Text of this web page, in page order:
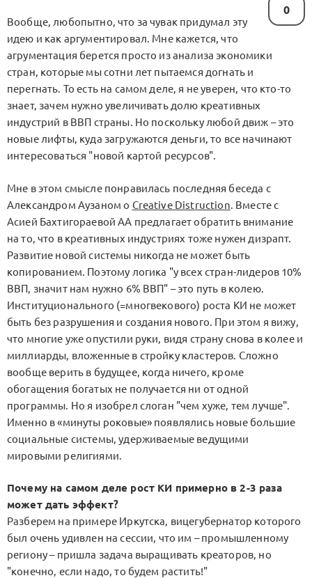
0
Вообще, любопытно, что за чувак придумал эту
идею и как аргументировал. Мне кажется, что
агрументация берется просто из анализа экономики
стран, которые мы сотни лет пытаемся догнать и
перегнать. То есть на самом деле, я не уверен, что кто-то
знает, зачем нужно увеличивать долю креативных
индустрий в ВВП страны. Но поскольку любой движ – это
новые лифты, куда загружаются деньги, то все начинают
интересоваться "новой картой ресурсов".
Мне в этом смысле понравилась последняя беседа с
Александром Аузаном о Creative Distruction. Вместе с
Асией Бахтигораевой АА предлагает обратить внимание
на то, что в креативных индустриях тоже нужен дизрапт.
Развитие новой системы никогда не может быть
копированием. Поэтому логика "у всех стран-лидеров 10%
ВВП, значит нам нужно 6% ВВП" – это путь в колею.
Институционального (=многвекового) роста КИ не может
быть без разрушения и создания нового. При этом я вижу,
что многие уже опустили руки, видя страну снова в колее и
миллиарды, вложенные в стройку кластеров. Сложно
вообще верить в будущее, когда ничего, кроме
обогащения богатых не получается ни от одной
программы. Но я изобрел слоган "чем хуже, тем лучше".
Именно в «минуты роковые» появлялись новые большие
социальные системы, удерживаемые ведущими
мировыми религиями.
Почему на самом деле рост КИ примерно в 2-3 раза
может дать эффект?
Разберем на примере Иркутска, вицегубернатор которого
был очень удивлен на сессии, что им – промышленному
региону – пришла задача выращивать креаторов, но
"конечно, если надо, то будем растить!"